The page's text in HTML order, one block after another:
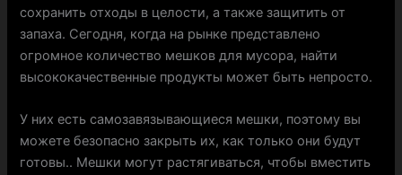
сохранить отходы в целости, а также защитить от
запаха. Сегодня, когда на рынке представлено
огромное количество мешков для мусора, найти
высококачественные продукты может быть непросто.
У них есть самозавязывающиеся мешки, поэтому вы
можете безопасно закрыть их, как только они будут
готовы.. Мешки могут растягиваться, чтобы вместить